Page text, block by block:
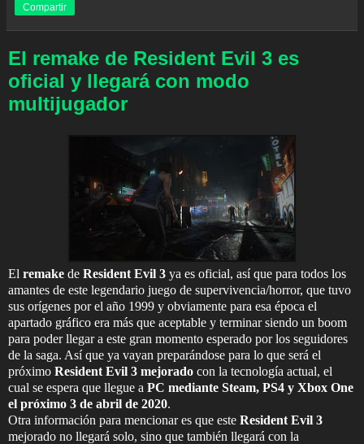
Compartir
El remake de Resident Evil 3 es
oficial y llegará con modo
multijugador
El remake de Resident Evil 3 ya es oficial, así que para todos los
amantes de este legendario juego de supervivencia/horror, que tuvo
sus orígenes por el año 1999 y obviamente para esa época el
apartado gráfico era más que aceptable y terminar siendo un boom
para poder llegar a este gran momento esperado por los seguidores
de la saga. Así que ya vayan preparándose para lo que será el
próximo Resident Evil 3 mejorado con la tecnología actual, el
cual se espera que llegue a PC mediante Steam, PS4 y Xbox One
el próximo 3 de abril de 2020.
Otra información para mencionar es que este Resident Evil 3
mejorado no llegará solo, sino que también llegará con la